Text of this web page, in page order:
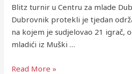
Blitz turnir u Centru za mlade
Dubrovnik protekli je tjedan
na kojem je sudjelovao 21 igrač,
mladići iz Muški …
Read More »